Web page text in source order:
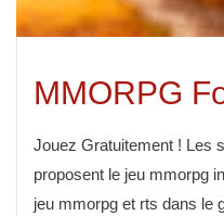
MMORPG
Jouez Gratuitement ! Les
proposent le jeu mmorpg
jeu mmorpg et rts dans le